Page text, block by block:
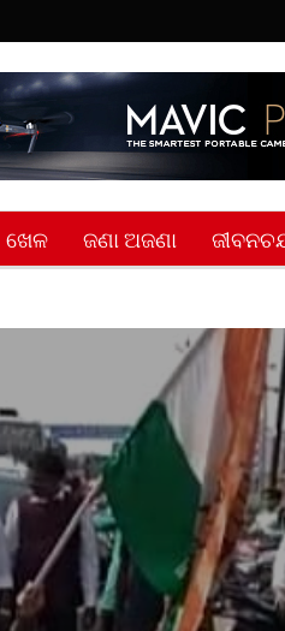
ଖେଳ ଜଣା ଅଜଣା